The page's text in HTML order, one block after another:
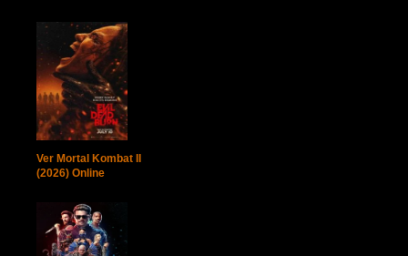
Ver Mortal Kombat II
(2026) Online